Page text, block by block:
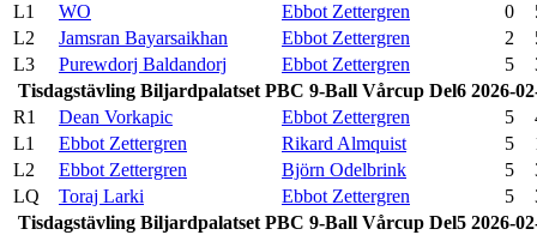
L1
WO Ebbot Zettergren 0
L2
Jamsran Bayarsaikhan Ebbot Zettergren 2
L3
Purewdorj Baldandorj Ebbot Zettergren 5
Tisdagstävling Biljardpalatset PBC 9-Ball Vårcup Del6 2026-
R1
Dean Vorkapic Ebbot Zettergren 5
L1
Ebbot Zettergren Rikard Almquist 5
L2
Ebbot Zettergren Björn Odelbrink 5
LQ
Toraj Larki Ebbot Zettergren 5
Tisdagstävling Biljardpalatset PBC 9-Ball Vårcup Del5 2026-